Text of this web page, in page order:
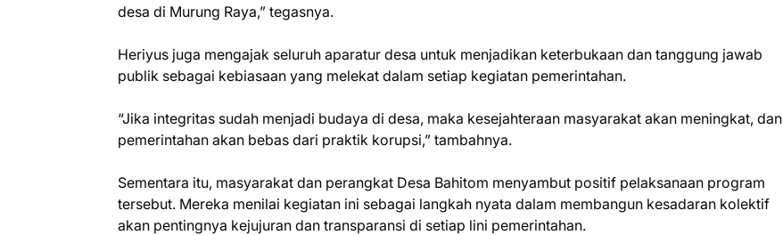
desa di Murung Raya,” tegasnya.
Heriyus juga mengajak seluruh aparatur desa untuk menjadikan keterbukaan dan tanggung jawab
publik sebagai kebiasaan yang melekat dalam setiap kegiatan pemerintahan.
“Jika integritas sudah menjadi budaya di desa, maka kesejahteraan masyarakat akan meningkat, dan
pemerintahan akan bebas dari praktik korupsi,” tambahnya.
Sementara itu, masyarakat dan perangkat Desa Bahitom menyambut positif pelaksanaan program
tersebut. Mereka menilai kegiatan ini sebagai langkah nyata dalam membangun kesadaran kolektif
akan pentingnya kejujuran dan transparansi di setiap lini pemerintahan.